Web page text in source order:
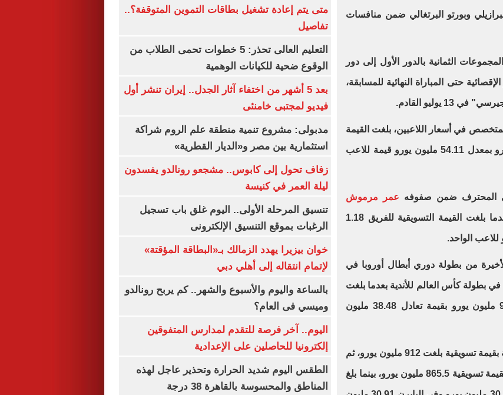
وبورتو البرتغالي ضمن منافسات
الثمانية بالدور الأول إلى دور
الإقصائية حتى المباراة النهائية للمسابقة،
يوليو القادم.
في أسعار اللاعبين، بلغت القيمة
التسويقية لنادي ريال مدريد 1.41 مليار يورو بمعدل 54.11 مليون يورو قيمة للاعب
المحترف ضمن صفوفه عمر مرموش
مهاجم منتخب مصر في المرتبة الثانية بعدما بلغت القيمة التسويقية للفريق 1.18
من بطولة دوري أبطال أوروبا في
في بطولة كأس العالم للأندية بعدما بلغت
القيمة التسويقية للعملاق الباريسي 923.5 مليون يورو بقيمة تعادل 38.48 مليون
وجاء تشيلسي الإنجليزي في المرتبة الرابعة بقيمة تسويقية بلغت 912 مليون يورو، ثم
بايرن ميونخ الألماني في المرتبة الخامسة بقيمة تسويقية 865.5 مليون يورو، بينما بلغ
متى يتم إعادة تشغيل بطاقات التموين المتوقفة؟..
تفاصيل
التعليم العالى تحذر: 5 خطوات تحمى الطلاب من
الوقوع ضحية للكيانات الوهمية
بعد 5 أشهر من اختفاء آثار الجدل.. إيران تنشر أول
فيديو لمجتبى خامنئى
مدبولى: مشروع تنمية منطقة علم الروم شراكة
استثمارية بين مصر و«الديار القطرية»
زفاف تحول إلى كابوس.. مشجعو رونالدو يفسدون
ليلة العمر في كنيسة
تنسيق المرحلة الأولى.. اليوم غلق باب تسجيل
الرغبات بموقع التنسيق الإلكترونى
خوان بيزيرا يهدد الزمالك بـ«البطاقة المؤقتة»
لإتمام انتقاله إلى أهلي دبي
بالساعة واليوم والأسبوع والشهر.. كم يربح رونالدو
وميسي فى العام؟
اليوم.. آخر فرصة للتقدم لمدارس المتفوقين
إلكترونيا للحاصلين على الإعدادية
الطقس اليوم شديد الحرارة وتحذير عاجل لهذه
المناطق والمحسوسة بالقاهرة 38 درجة